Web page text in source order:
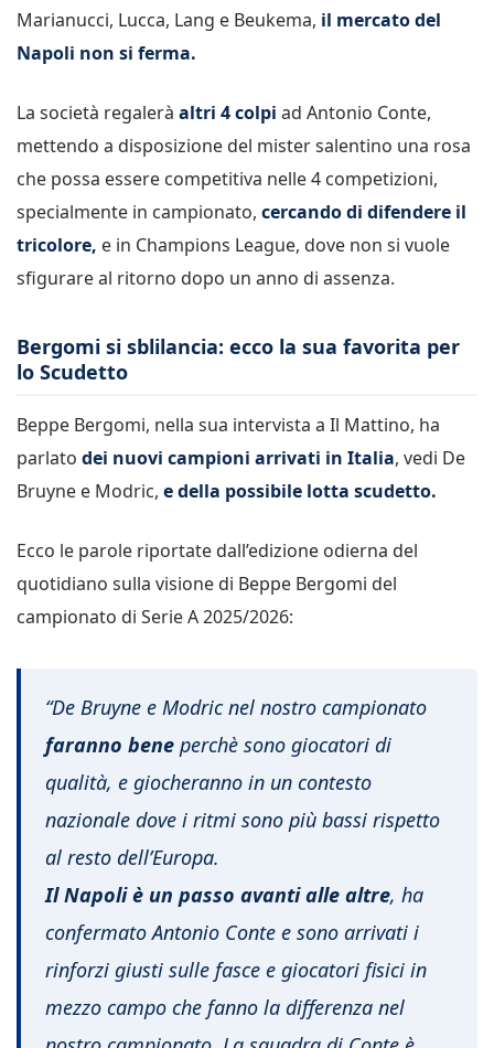
Marianucci, Lucca, Lang e Beukema, il mercato del
Napoli non si ferma.
La società regalerà altri 4 colpi ad Antonio Conte,
mettendo a disposizione del mister salentino una rosa
che possa essere competitiva nelle 4 competizioni,
specialmente in campionato, cercando di difendere il
tricolore, e in Champions League, dove non si vuole
sfigurare al ritorno dopo un anno di assenza.
Bergomi si sblilancia: ecco la sua favorita per
lo Scudetto
Beppe Bergomi, nella sua intervista a Il Mattino, ha
parlato dei nuovi campioni arrivati in Italia, vedi De
Bruyne e Modric, e della possibile lotta scudetto.
Ecco le parole riportate dall’edizione odierna del
quotidiano sulla visione di Beppe Bergomi del
campionato di Serie A 2025/2026:
“De Bruyne e Modric nel nostro campionato
faranno bene perchè sono giocatori di
qualità, e giocheranno in un contesto
nazionale dove i ritmi sono più bassi rispetto
al resto dell’Europa.
Il Napoli è un passo avanti alle altre, ha
confermato Antonio Conte e sono arrivati i
rinforzi giusti sulle fasce e giocatori fisici in
mezzo campo che fanno la differenza nel